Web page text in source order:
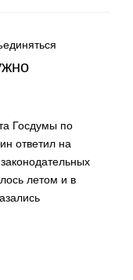
Госдумы по
ответил на
летом и в